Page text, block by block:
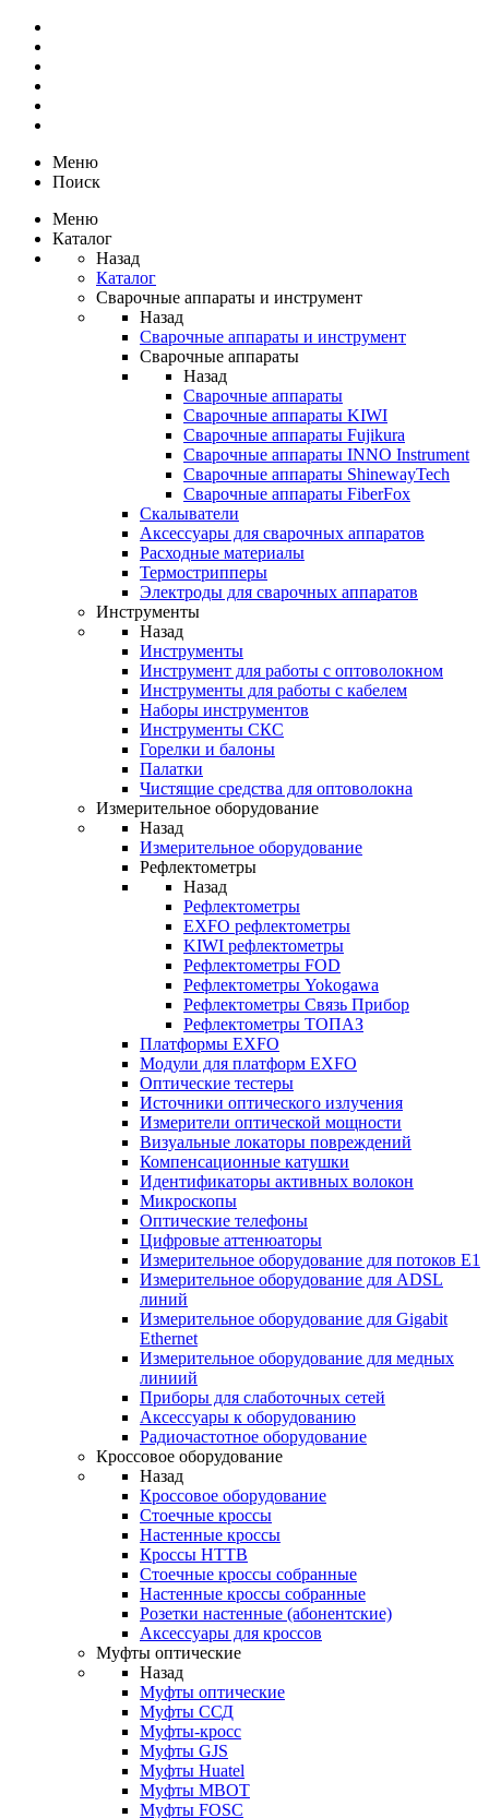
Меню
Поиск
Меню
Каталог
Назад
Каталог
Сварочные аппараты и инструмент
Назад
Сварочные аппараты и инструмент
Сварочные аппараты
Назад
Сварочные аппараты
Сварочные аппараты KIWI
Сварочные аппараты Fujikura
Сварочные аппараты INNO Instrument
Сварочные аппараты ShinewayTech
Cварочные аппараты FiberFox
Скалыватели
Аксессуары для сварочных аппаратов
Расходные материалы
Термострипперы
Электроды для сварочных аппаратов
Инструменты
Назад
Инструменты
Инструмент для работы с оптоволокном
Инструменты для работы с кабелем
Наборы инструментов
Инструменты СКС
Горелки и балоны
Палатки
Чистящие средства для оптоволокна
Измерительное оборудование
Назад
Измерительное оборудование
Рефлектометры
Назад
Рефлектометры
EXFO рефлектометры
KIWI рефлектометры
Рефлектометры FOD
Рефлектометры Yokogawa
Рефлектометры Связь Прибор
Рефлектометры ТОПАЗ
Платформы EXFO
Модули для платформ EXFO
Оптические тестеры
Источники оптического излучения
Измерители оптической мощности
Визуальные локаторы повреждений
Компенсационные катушки
Идентификаторы активных волокон
Микроскопы
Оптические телефоны
Цифровые аттенюаторы
Измерительное оборудование для потоков Е1
Измерительное оборудование для ADSL
линий
Измерительное оборудование для Gigabit
Ethernet
Измерительное оборудование для медных
линиий
Приборы для слаботочных сетей
Аксессуары к оборудованию
Радиочастотное оборудование
Кроссовое оборудование
Назад
Кроссовое оборудование
Стоечные кроссы
Настенные кроссы
Кроссы HTTB
Стоечные кроссы собранные
Настенные кроссы собранные
Розетки настенные (абонентские)
Аксессуары для кроссов
Муфты оптические
Назад
Муфты оптические
Муфты ССД
Муфты-кросс
Муфты GJS
Муфты Huatel
Муфты МВОТ
Муфты FOSC